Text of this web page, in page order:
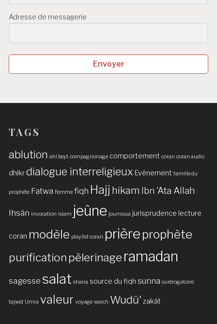
Adresse de messagerie
Envoyer
TAGS
ablution ahl beyt compagnonage comportement coran coran audio
dhikrdialogue interreligieux Evénement famille du
prophète Fatwa Femme fiqh Hajj hikam Ibn 'Ata Allah
Ihsân invocation islam jeûne joumoua jurisprudence lecture
coran modèle playlist coran prière prophète
purification pèlerinage ramadan
sagesse salat sharia source du fiqh sunna surérogatoire
tajwid Umra valeur voyage warch Wudû' zakât